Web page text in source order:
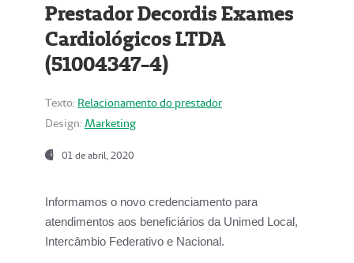
Prestador Decordis Exames
Cardiológicos LTDA
(51004347-4)
Texto: Relacionamento do prestador
Design: Marketing
01 de abril, 2020
Informamos o novo credenciamento para
atendimentos aos beneficiários da Unimed Local,
Intercâmbio Federativo e Nacional.